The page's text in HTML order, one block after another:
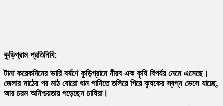
কুড়িগ্রাম প্রতিনিধি:
টানা কয়েকদিনের ভারি বর্ষণে কুড়িগ্রামে নীরব এক কৃষি বিপর্যয় নেমে এসেছে।
জেলার মাঠের পর মাঠ বোরো ধান পানিতে তলিয়ে গিয়ে কৃষকের স্বপ্ন ভেসে যাচ্ছে,
আর চরম অনিশ্চয়তায় পড়েছেন চাষিরা।